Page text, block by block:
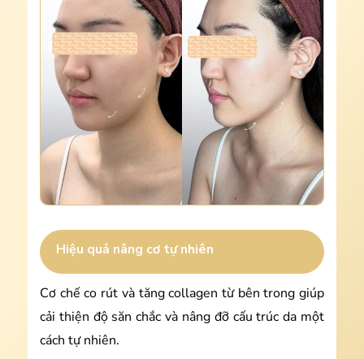
Hiệu quả nâng cơ tự nhiên
Cơ chế co rút và tăng collagen từ bên trong giúp
cải thiện độ săn chắc và nâng đỡ cấu trúc da một
cách tự nhiên.